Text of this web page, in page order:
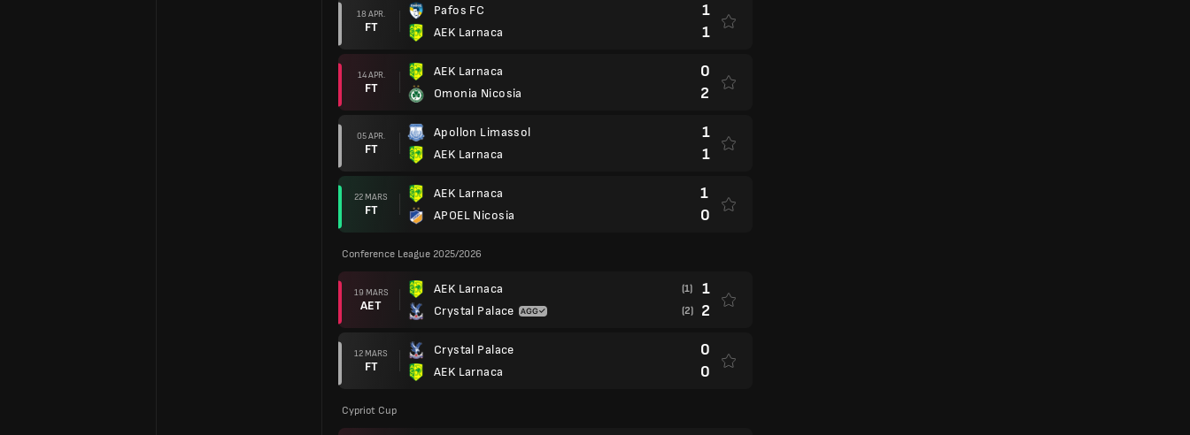
18 APR.
FT
Pafos FC
AEK Larnaca
1
1
14 APR.
FT
AEK Larnaca
Omonia Nicosia
0
2
05 APR.
FT
Apollon Limassol
AEK Larnaca
1
1
22 MARS
FT
AEK Larnaca
APOEL Nicosia
1
0
Conference League 2025/2026
19 MARS
AET
AEK Larnaca
Crystal Palace
(1) 1
(2) 2
12 MARS
FT
Crystal Palace
AEK Larnaca
0
0
Cypriot Cup